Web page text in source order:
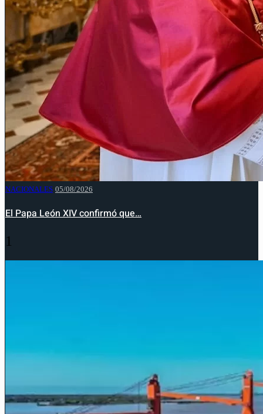
NACIONALES 05/08/2026
El Papa León XIV confirmó que…
1